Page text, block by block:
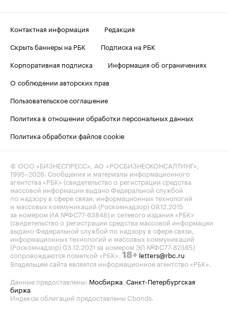
Контактная информация
Редакция
Скрыть баннеры на РБК
Подписка на РБК
Корпоративная подписка
Информация об ограничениях
О соблюдении авторских прав
Пользовательское соглашение
Политика в отношении обработки персональных данных
Политика обработки файлов cookie
© ООО «БИЗНЕСПРЕСС», АО «РОСБИЗНЕСКОНСАЛТИНГ»,
1995–2026 . Сообщения и материалы информационного
агентства «РБК» (свидетельство о регистрации средства
массовой информации выдано Федеральной службой
по надзору в сфере связи, информационных технологий
и массовых коммуникаций (Роскомнадзор) 09.12.2015
за номером ИА №ФС77-63848) и сетевого издания «РБК»
(свидетельство о регистрации средства массовой информации
выдано Федеральной службой по надзору в сфере связи,
информационных технологий и массовых коммуникаций
(Роскомнадзор) 03.12.2021 за номером ЭЛ №ФС77-82385)
сопровождаются пометкой «РБК». 18+ letters@rbc.ru
Владельцем сайта является информационное агентство «РБК».
Данные предоставлены: Мосбиржа Санкт-Петербургская
биржа
Индексы облигаций предоставлены Cbonds.